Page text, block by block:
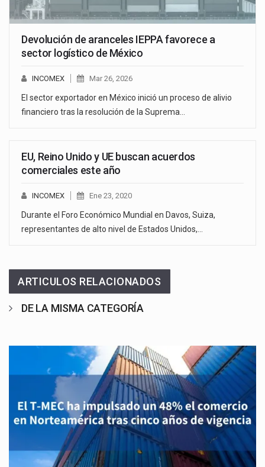
Devolución de aranceles IEPPA favorece a
sector logístico de México
INCOMEX Mar 26, 2026
El sector exportador en México inició un proceso de alivio
financiero tras la resolución de la Suprema…
EU, Reino Unido y UE buscan acuerdos
comerciales este año
INCOMEX Ene 23, 2020
Durante el Foro Económico Mundial en Davos, Suiza,
representantes de alto nivel de Estados Unidos,…
ARTICULOS RELACIONADOS
DE LA MISMA CATEGORÍA